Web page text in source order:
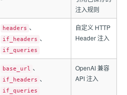
注入规则
headers 、
if_headers 、
if_queries
自定义 HTTP
Header 注入
base_url 、
if_headers 、
if_queries
OpenAI 兼容
API 注入